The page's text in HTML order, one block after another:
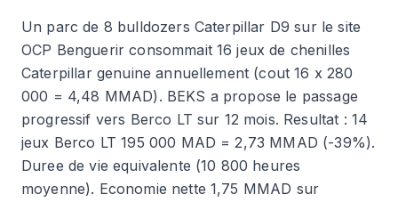
Un parc de 8 bulldozers Caterpillar D9 sur le site
OCP Benguerir consommait 16 jeux de chenilles
Caterpillar genuine annuellement (cout 16 x 280
000 = 4,48 MMAD). BEKS a propose le passage
progressif vers Berco LT sur 12 mois. Resultat : 14
jeux Berco LT 195 000 MAD = 2,73 MMAD (-39%).
Duree de vie equivalente (10 800 heures
moyenne). Economie nette 1,75 MMAD sur